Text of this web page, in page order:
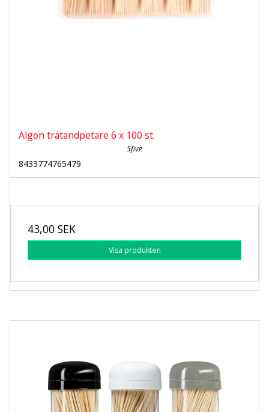
Algon trätandpetare 6 x 100 st.
5five
8433774765479
43,00 SEK
Visa produkten